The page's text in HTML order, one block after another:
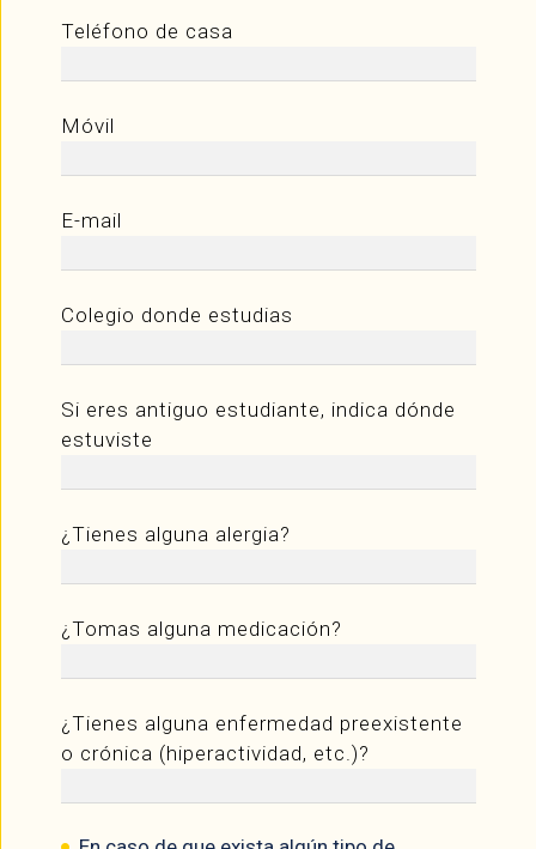
Teléfono de casa
Móvil
E-mail
Colegio donde estudias
Si eres antiguo estudiante, indica dónde
estuviste
¿Tienes alguna alergia?
¿Tomas alguna medicación?
¿Tienes alguna enfermedad preexistente
o crónica (hiperactividad, etc.)?